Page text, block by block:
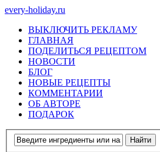
every-holiday.ru
ВЫКЛЮЧИТЬ РЕКЛАМУ
ГЛАВНАЯ
ПОДЕЛИТЬСЯ РЕЦЕПТОМ
НОВОСТИ
БЛОГ
НОВЫЕ РЕЦЕПТЫ
КОММЕНТАРИИ
ОБ АВТОРЕ
ПОДАРОК